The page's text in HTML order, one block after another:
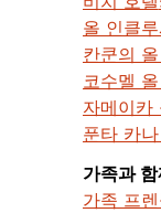
올 인클
칸쿤의
코수멜
자메이카
푼타 카
가족과
가족 프